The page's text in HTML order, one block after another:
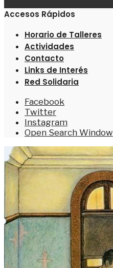
Accesos Rápidos
Horario de Talleres
Actividades
Contacto
Links de Interés
Red Solidaria
Facebook
Twitter
Instagram
Open Search Window